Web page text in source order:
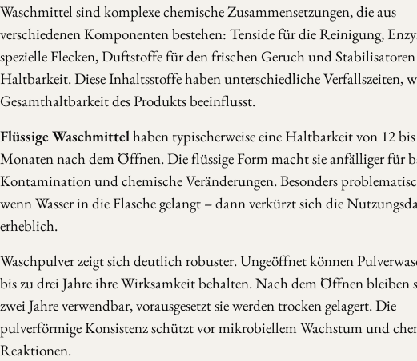
Waschmittel sind komplexe chemische Zusammensetzungen, die aus
verschiedenen Komponenten bestehen: Tenside für die Reinigung,
spezielle Flecken, Duftstoffe für den frischen Geruch und
Haltbarkeit. Diese Inhaltsstoffe haben unterschiedliche Verfallszeiten,
Gesamthaltbarkeit des Produkts beeinflusst.
Flüssige Waschmittelhaben typischerweise eine Haltbarkeit von 12
Monaten nach dem Öffnen. Die flüssige Form macht sie anfälliger für
Kontamination und chemische Veränderungen. Besonders
wenn Wasser in die Flasche gelangt – dann verkürzt sich die
erheblich.
Waschpulver zeigt sich deutlich robuster. Ungeöffnet können
bis zu drei Jahre ihre Wirksamkeit behalten. Nach dem Öffnen bleiben
zwei Jahre verwendbar, vorausgesetzt sie werden trocken gelagert. Die
pulverförmige Konsistenz schützt vor mikrobiellem Wachstum und
Reaktionen.